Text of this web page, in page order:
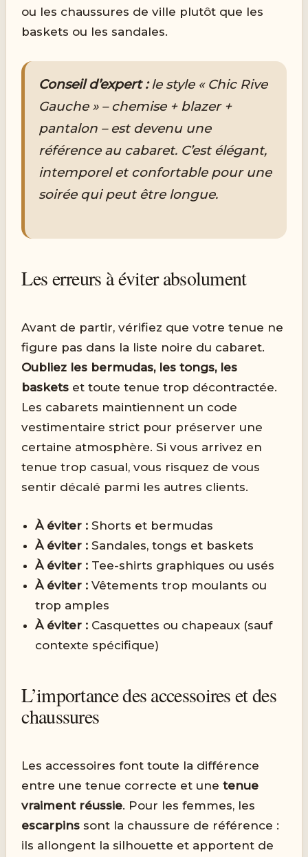
ou les chaussures de ville plutôt que les
baskets ou les sandales.
Conseil d’expert :le style « Chic Rive
Gauche » – chemise + blazer +
pantalon – est devenu une
référence au cabaret. C’est élégant,
intemporel et confortable pour une
soirée qui peut être longue.
Les erreurs à éviter absolument
Avant de partir, vérifiez que votre tenue ne
figure pas dans la liste noire du cabaret.
Oubliez les bermudas, les tongs, les
baskets et toute tenue trop décontractée.
Les cabarets maintiennent un code
vestimentaire strict pour préserver une
certaine atmosphère. Si vous arrivez en
tenue trop casual, vous risquez de vous
sentir décalé parmi les autres clients.
À éviter : Shorts et bermudas
À éviter : Sandales, tongs et baskets
À éviter : Tee-shirts graphiques ou usés
À éviter : Vêtements trop moulants ou
trop amples
À éviter : Casquettes ou chapeaux (sauf
contexte spécifique)
L’importance des accessoires et des
chaussures
Les accessoires font toute la différence
entre une tenue correcte et unetenue
vraiment réussie. Pour les femmes, les
escarpins sont la chaussure de référence :
ils allongent la silhouette et apportent de